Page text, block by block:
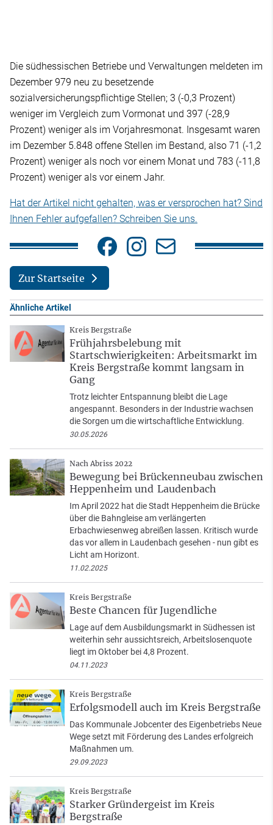
Die südhessischen Betriebe und Verwaltungen meldeten im
Dezember 979 neu zu besetzende
sozialversicherungspflichtige Stellen; 3 (-0,3 Prozent)
weniger im Vergleich zum Vormonat und 397 (-28,9
Prozent) weniger als im Vorjahresmonat. Insgesamt waren
im Dezember 5.848 offene Stellen im Bestand, also 71 (-1,2
Prozent) weniger als noch vor einem Monat und 783 (-11,8
Prozent) weniger als vor einem Jahr.
Hat der Artikel nicht gehalten, was er versprochen hat? Sind
Ihnen Fehler aufgefallen? Schreiben Sie uns.
Zur Startseite
Ähnliche Artikel
Kreis Bergstraße
Frühjahrsbelebung mit
Startschwierigkeiten: Arbeitsmarkt im
Kreis Bergstraße kommt langsam in
Gang
Trotz leichter Entspannung bleibt die Lage
angespannt. Besonders in der Industrie wachsen
die Sorgen um die wirtschaftliche Entwicklung.
30.05.2026
Nach Abriss 2022
Bewegung bei Brückenneubau zwischen
Heppenheim und Laudenbach
Im April 2022 hat die Stadt Heppenheim die Brücke
über die Bahngleise am verlängerten
Erbachwiesenweg abreißen lassen. Kritisch wurde
das vor allem in Laudenbach gesehen - nun gibt es
Licht am Horizont.
11.02.2025
Kreis Bergstraße
Beste Chancen für Jugendliche
Lage auf dem Ausbildungsmarkt in Südhessen ist
weiterhin sehr aussichtsreich, Arbeitslosenquote
liegt im Oktober bei 4,8 Prozent.
04.11.2023
Kreis Bergstraße
Erfolgsmodell auch im Kreis Bergstraße
Das Kommunale Jobcenter des Eigenbetriebs Neue
Wege setzt mit Förderung des Landes erfolgreich
Maßnahmen um.
29.09.2023
Kreis Bergstraße
Starker Gründergeist im Kreis
Bergstraße